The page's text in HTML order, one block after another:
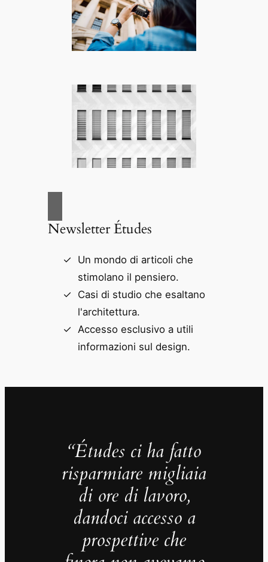
Newsletter Études
Un mondo di articoli che
stimolano il pensiero.
Casi di studio che esaltano
l'architettura.
Accesso esclusivo a utili
informazioni sul design.
“Études ci ha fatto
risparmiare migliaia
di ore di lavoro,
dandoci accesso a
prospettive che